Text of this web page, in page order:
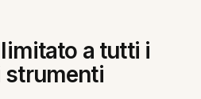
a tutti i
strumenti